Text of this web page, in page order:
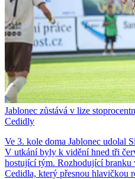
Jablonec zůstává v lize
Cedidly
Ve 3. kole doma Jablonec udolal
V utkání byly k vidění hned tři
hostující tým. Rozhodující branku
Cedidla, který přesnou hlavičkou